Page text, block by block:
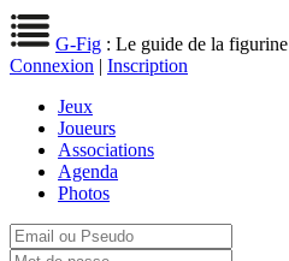
G-Fig : Le guide de la figurine
Connexion | Inscription
Jeux
Joueurs
Associations
Agenda
Photos